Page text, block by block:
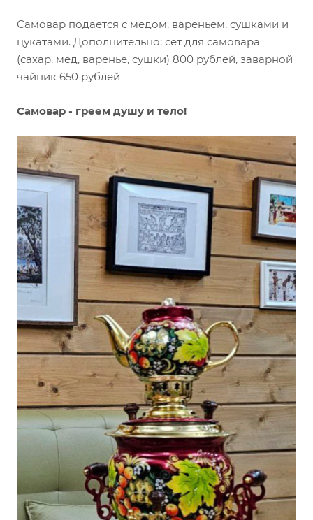
Самовар подается с медом, вареньем, сушками и
цукатами. Дополнительно: сет для самовара
(сахар, мед, варенье, сушки) 800 рублей, заварной
чайник 650 рублей
Самовар - греем душу и тело!